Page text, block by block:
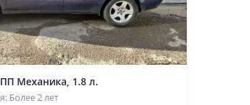
Механика, 1.8 л.
Более 2 лет